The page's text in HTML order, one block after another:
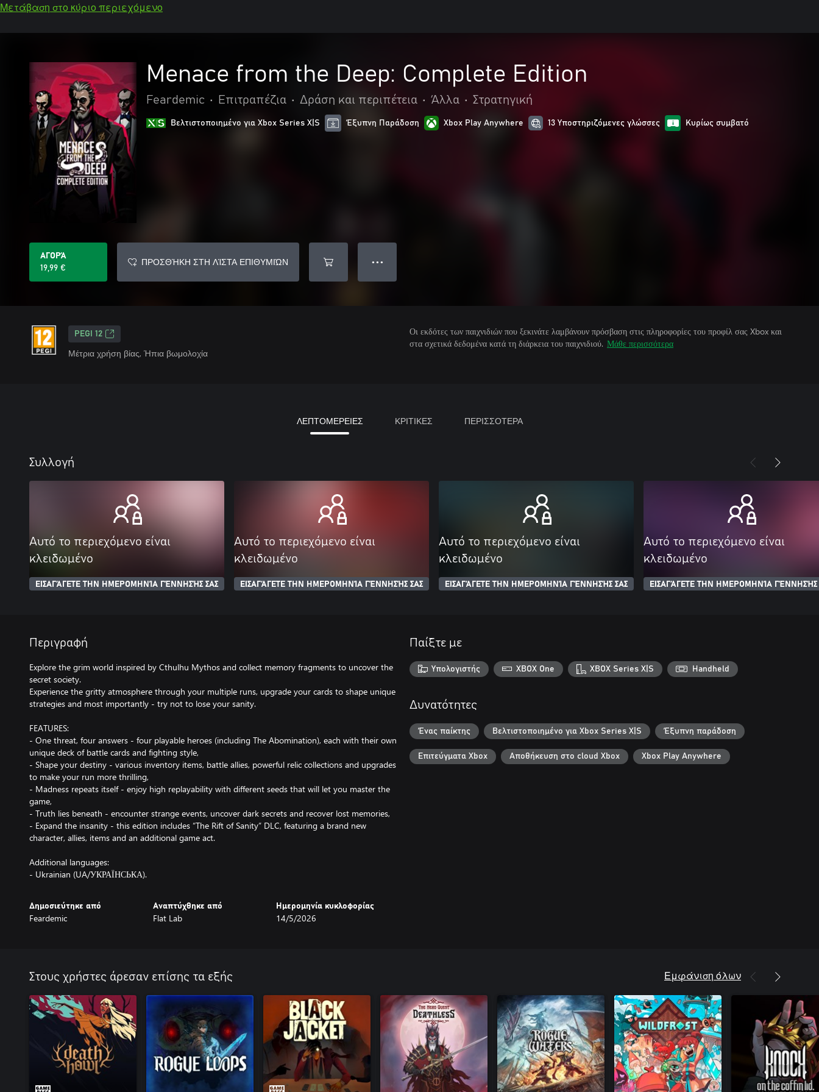
Μετάβαση στο κύριο περιεχόμενο
Menace from the Deep: Complete Edition
Feardemic • Επιτραπέζια • Δράση και περιπέτεια • Άλλα • Στρατηγική
Βελτιστοποιημένο για Xbox Series X|S Έξυπνη Παράδοση Xbox Play Anywhere 13 Υποστηριζόμενες γλώσσες Κυρίως συμβατό
ΑΓΟΡΆ
19,99 €
ΠΡΟΣΘΉΚΗ ΣΤΗ ΛΊΣΤΑ ΕΠΙΘΥΜΙΏΝ ● ● ●
PEGI 12
Μέτρια χρήση βίας, Ήπια βωμολοχία
Οι εκδότες των παιχνιδιών που ξεκινάτε λαμβάνουν πρόσβαση στις πληροφορίες του προφίλ σας Xbox και
στα σχετικά δεδομένα κατά τη διάρκεια του παιχνιδιού. Μάθε περισσότερα
ΛΕΠΤΟΜΕΡΕΙΕΣ ΚΡΙΤΙΚΕΣ ΠΕΡΙΣΣΟΤΕΡΑ
Συλλογή
Αυτό το περιεχόμενο είναι
κλειδωμένο
ΕΙΣΑΓΆΓΕΤΕ ΤΗΝ ΗΜΕΡΟΜΗΝΊΑ ΓΈΝΝΗΣΉΣ ΣΑΣ
Αυτό το περιεχόμενο είναι
κλειδωμένο
ΕΙΣΑΓΆΓΕΤΕ ΤΗΝ ΗΜΕΡΟΜΗΝΊΑ ΓΈΝΝΗΣΉΣ ΣΑΣ
Αυτό το περιεχόμενο είναι
κλειδωμένο
ΕΙΣΑΓΆΓΕΤΕ ΤΗΝ ΗΜΕΡΟΜΗΝΊΑ ΓΈΝΝΗΣΉΣ ΣΑΣ
Αυτό το περιεχόμενο είναι
κλειδωμένο
ΕΙΣΑΓΆΓΕΤΕ ΤΗΝ ΗΜΕΡΟΜΗΝΊΑ ΓΈΝΝΗΣΉΣ
Περιγραφή
Explore the grim world inspired by Cthulhu Mythos and collect memory fragments to uncover the
secret society.
Experience the gritty atmosphere through your multiple runs, upgrade your cards to shape unique
strategies and most importantly - try not to lose your sanity.
FEATURES:
- One threat, four answers - four playable heroes (including The Abomination), each with their own
unique deck of battle cards and fighting style,
- Shape your destiny - various inventory items, battle allies, powerful relic collections and upgrades
to make your run more thrilling,
- Madness repeats itself - enjoy high replayability with different seeds that will let you master the
game,
- Truth lies beneath - encounter strange events, uncover dark secrets and recover lost memories,
- Expand the insanity - this edition includes “The Rift of Sanity” DLC, featuring a brand new
character, allies, items and an additional game act.
Additional languages:
- Ukrainian (UA/УКРАЇНСЬКА).
Δημοσιεύτηκε από
Feardemic
Αναπτύχθηκε από
Flat Lab
Ημερομηνία κυκλοφορίας
14/5/2026
Παίξτε με
Υπολογιστής XBOX One XBOX Series X|S Handheld
Δυνατότητες
Ένας παίκτης Βελτιστοποιημένο για Xbox Series X|S Έξυπνη παράδοση
Επιτεύγματα Xbox Αποθήκευση στο cloud Xbox Xbox Play Anywhere
Στους χρήστες άρεσαν επίσης τα εξής Εμφάνιση όλων